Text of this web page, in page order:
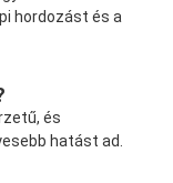
hordozást és a
és
hatást ad.